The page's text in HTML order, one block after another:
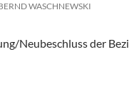
WASCHNEWSKI
Neubeschluss der